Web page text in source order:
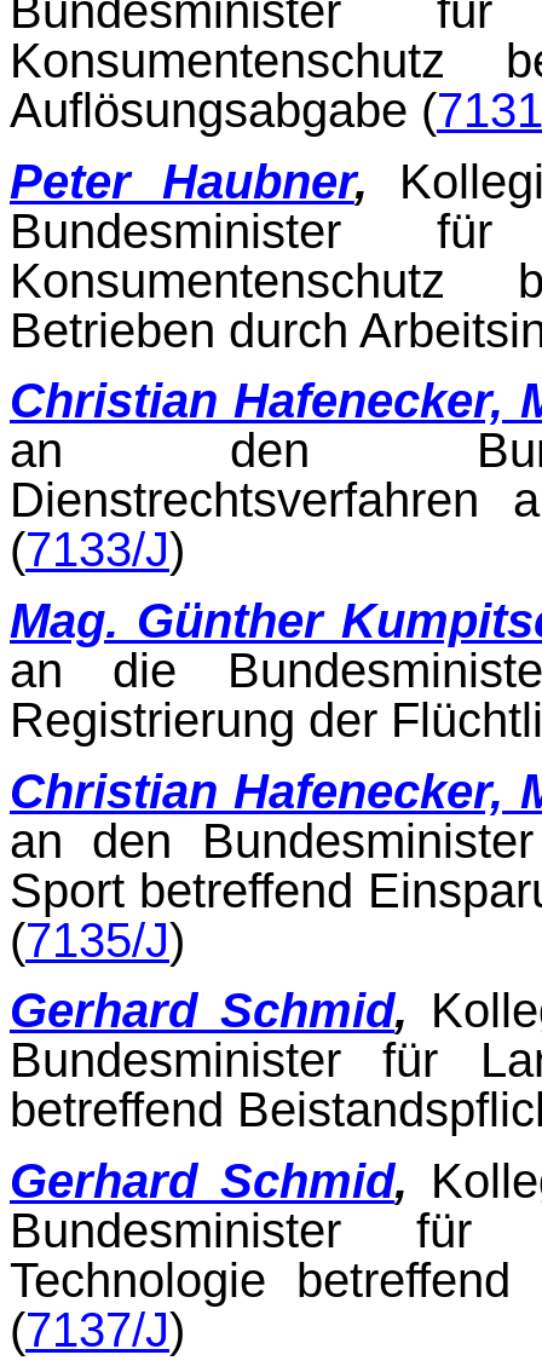
Bundesminister
Konsumentenschutz
Auflösungsabgabe (
Peter Haubner,
Bundesminister
Betrieben durch
Christian Hafenecker,
an den
Dienstrechtsverfahren
(7133/J)
Mag. Günther
an die
Registrierung der
Christian Hafenecker,
an den
Sport betreffend
(7135/J)
Gerhard Schmid,
Bundesminister für
betreffend
Gerhard Schmid,
Bundesminister für
Technologie
(7137/J)